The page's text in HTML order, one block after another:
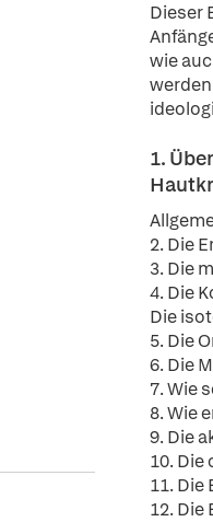
Dieser
wie
1.
2. Die
3. Die
4. Die
Die
5. Die
6. Die
7. Wie
8. Wie
9. Die
10.
11. Die
12.